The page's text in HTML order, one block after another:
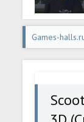
Games-
Freestyle
Андроид